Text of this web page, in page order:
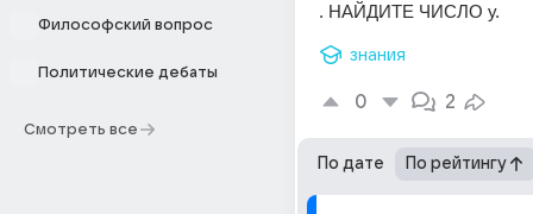
Философский вопрос
Политические дебаты
Смотреть все
. НАЙДИТЕ ЧИСЛО у.
знания
0 2
По дате По рейтингу